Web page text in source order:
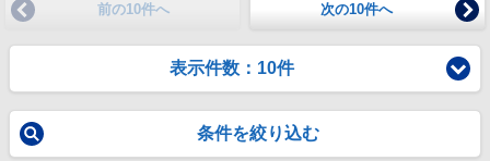
前の10件へ 次の10件へ
表示件数：10件
条件を絞り込む